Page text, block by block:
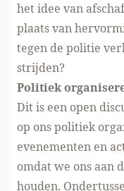
het idee van
plaats van
tegen de politie
strijden?
Politiek
Dit is een open
op ons politiek
evenementen en
omdat we ons aan
houden.